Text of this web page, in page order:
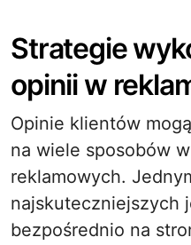
Strategie
opinii w
Opinie klientów
na wiele sposobów
reklamowych.
najskuteczniejszych
bezpośrednio na